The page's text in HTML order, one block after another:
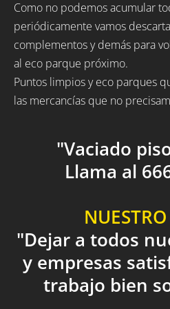
Como no podemos acumular
periódicamente vamos
complementos y demás para
al eco parque próximo.
Puntos limpios y eco parques
las mercancías que no
"Vaciado
Llama al
"Dejar a todos
y empresas
trabajo bien